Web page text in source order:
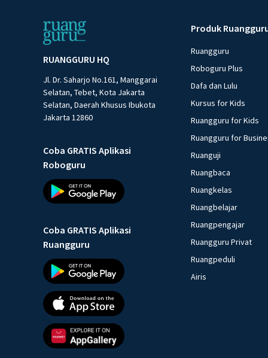
RUANGGURU HQ
Jl. Dr. Saharjo No.161, Manggarai
Selatan, Tebet, Kota Jakarta
Selatan, Daerah Khusus Ibukota
Jakarta 12860
Coba GRATIS Aplikasi
Roboguru
Coba GRATIS Aplikasi
Ruangguru
Produk
Ruangguru
Roboguru Plus
Dafa dan Lulu
Kursus for Kids
Ruangguru for Kids
Ruangguru for
Ruanguji
Ruangbaca
Ruangkelas
Ruangbelajar
Ruangpengajar
Ruangguru Privat
Ruangpeduli
Airis